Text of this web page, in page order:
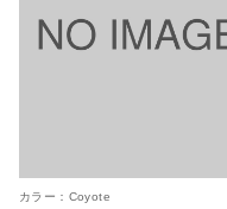
カラー： Coyote